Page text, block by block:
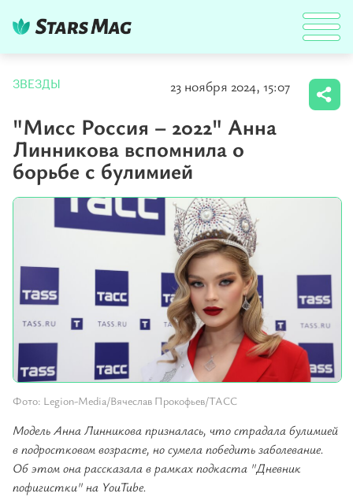
ЗВЕЗДЫ 23 ноября 2024, 15:07
"Мисс Россия – 2022" Анна
Линникова вспомнила о
борьбе с булимией
Фото: Legion-Media/Вячеслав Прокофьев/ТАСС
Модель Анна Линникова призналась, что страдала булимией
в подростковом возрасте, но сумела победить заболевание.
Об этом она рассказала в рамках подкаста "Дневник
пофигистки" на YouTube.